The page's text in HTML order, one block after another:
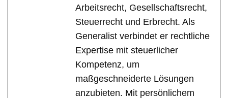
Arbeitsrecht, Gesellschaftsrecht,
Steuerrecht und Erbrecht. Als
Generalist verbindet er rechtliche
Expertise mit steuerlicher
Kompetenz, um
maßgeschneiderte Lösungen
anzubieten. Mit persönlichem